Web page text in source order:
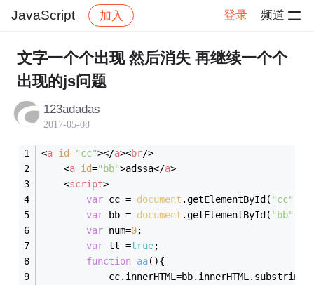
JavaScript 加入 登录 频道
社区 JavaScript 帖子详情
文字一个个出现 然后消失 再继续一个个
出现的js问题
123adadas
2017-05-08
<a id="cc"></a><br/>
<a id="bb">adssa</a>
<script>
var cc = document .getElementById( "cc"
var bb = document .getElementById( "bb"
var num=0;
var tt =true;
function aa( ){
			cc.innerHTML=bb.innerHTML.substring(